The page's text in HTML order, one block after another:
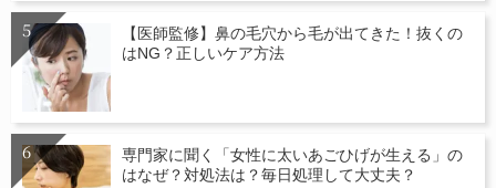
【医師監修】鼻の毛穴から毛が出てきた！抜くの
はNG？正しいケア方法
専門家に聞く「女性に太いあごひげが生える」の
はなぜ？対処法は？毎日処理して大丈夫？